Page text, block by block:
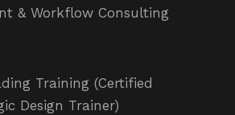
& Workflow Consulting
Training (Certified
Design Trainer)